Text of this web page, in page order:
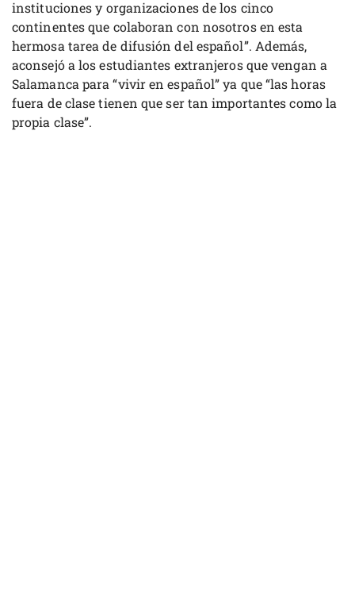
instituciones y organizaciones de los cinco
continentes que colaboran con nosotros en esta
hermosa tarea de difusión del español”. Además,
aconsejó a los estudiantes extranjeros que vengan a
Salamanca para “vivir en español” ya que “las horas
fuera de clase tienen que ser tan importantes como la
propia clase”.